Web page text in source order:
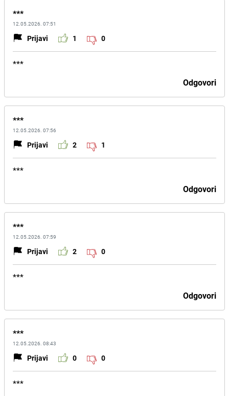
***
12.05.2026. 07:51
Prijavi 1 0
***
Odgovori
***
12.05.2026. 07:56
Prijavi 2 1
***
Odgovori
***
12.05.2026. 07:59
Prijavi 2 0
***
Odgovori
***
12.05.2026. 08:43
Prijavi 0 0
***